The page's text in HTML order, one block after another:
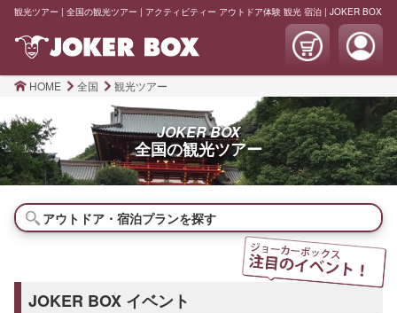
観光ツアー | 全国の観光ツアー | アクティビティー アウトドア体験 観光 宿泊 | JOKER BOX
HOME 全国 観光ツアー
JOKER BOX
全国の観光ツアー
アウトドア・宿泊プランを探す
JOKER BOX イベント